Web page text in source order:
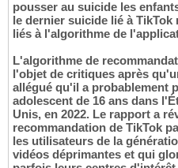
pousser au suicide les
le dernier suicide lié à
liés à l'algorithme de
L'algorithme de
l'objet de critiques après
allégué qu'il a probablement
adolescent de 16 ans dans
Unis, en 2022. Le rapport a
recommandation de TikTok
les utilisateurs de la
vidéos déprimantes et qui